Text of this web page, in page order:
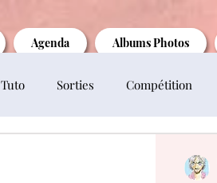
Agenda Albums Photos
Tuto Sorties Compétition